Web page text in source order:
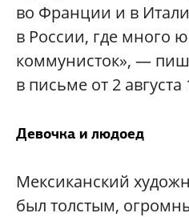
во Франции и в
в России, где много
коммунисток», —
в письме от 2 августа
Девочка и людоед
Мексиканский
был толстым,